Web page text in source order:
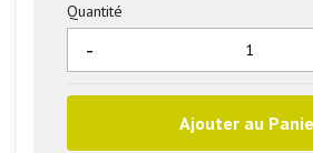
Quantité
-
Ajouter au